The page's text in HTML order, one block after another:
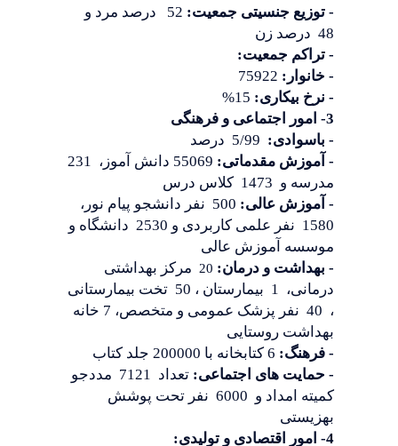
- توزیع جنسیتی جمعیت:
52 درصد مرد و
48 درصد زن
- تراکم جمعیت:
- خانوار: 75922
- نرخ بیکاری: 15%
3- امور اجتماعی و فرهنگی
- باسوادی: 5/99 درصد
- آموزش مقدماتی:
مدرسه و 1473 کلاس درس
- آموزش عالی:
500 نفر دانشجو پیام نور،
1580 نفر علمی کاربردی و 2530 دانشگاه و
موسسه آموزش عالی
- بهداشت و درمان: 20
مرکز بهداشتی
درمانی، 1 بیمارستان ، 50 تخت بیمارستانی
، 40 نفر پزشک عمومی و متخصص، 7 خانه
بهداشت روستایی
- فرهنگ: 6 کتابخانه با 200000 جلد کتاب
- حمایت های اجتماعی:
تعداد 7121 مددجو
کمیته امداد و 6000 نفر تحت پوشش
بهزیستی
4- امور اقتصادی و تولیدی: